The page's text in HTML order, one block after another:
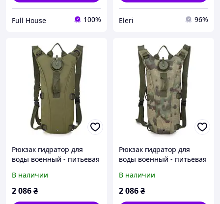
Full House 100% Eleri 96%
Рюкзак гидратор для
воды военный - питьевая
(Army Green)
В наличии
2 086₴
Рюкзак гидратор для
воды военный - питьевая
(Ruin camouflage)
В наличии
2 086₴